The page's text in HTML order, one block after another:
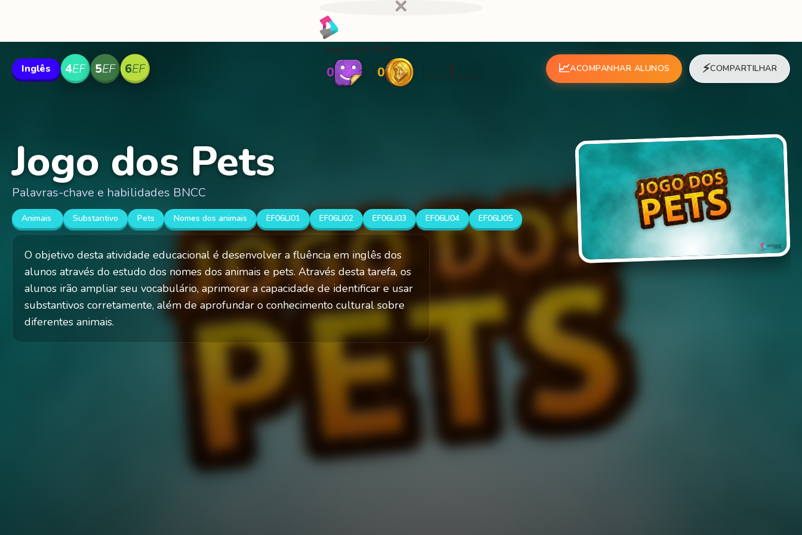
Jogo dos Pets
0 0 🐛
ERRO NO JOGO?
Inglês 📈ACOMPANHAR ALUNOS ⚡COMPARTILHAR
Jogo dos Pets
Palavras-chave e habilidades BNCC
Animais Substantivo Pets Nomes dos animais EF06LI01 EF06LI02 EF06LI03 EF06LI04 EF06LI05
O objetivo desta atividade educacional é desenvolver a fluência em inglês dos
alunos através do estudo dos nomes dos animais e pets. Através desta tarefa, os
alunos irão ampliar seu vocabulário, aprimorar a capacidade de identificar e usar
substantivos corretamente, além de aprofundar o conhecimento cultural sobre
diferentes animais.